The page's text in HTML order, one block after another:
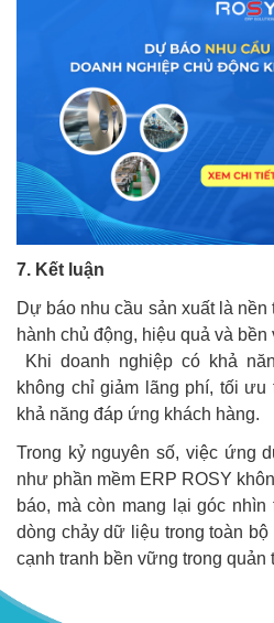
7. Kết luận
Dự báo nhu cầu sản xuất là
hành chủ động, hiệu quả và bền
Khi doanh nghiệp có khả
không chỉ giảm lãng phí, tối ưu
khả năng đáp ứng khách hàng.
Trong kỷ nguyên số, việc ứng
như phần mềm ERP ROSY
báo, mà còn mang lại góc
dòng chảy dữ liệu trong toàn
cạnh tranh bền vững trong quản